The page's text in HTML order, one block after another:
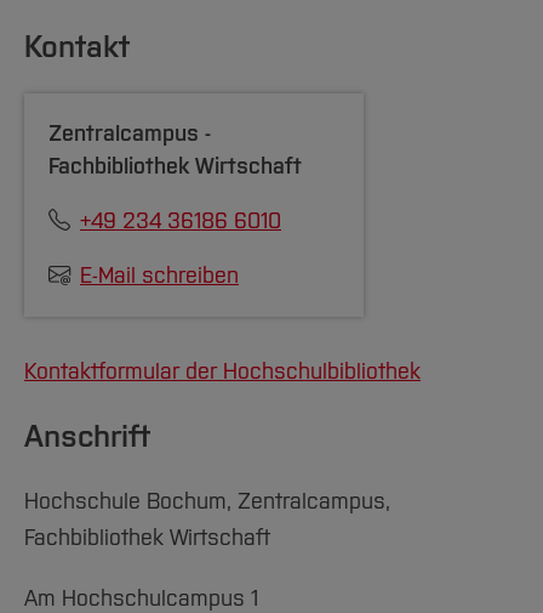
unbelastetem Gebührenkonto)
selbst erledigen:
Verlängerung von Leihfristen
Kontakt
Zentralcampus -
Fachbibliothek Wirtschaft
+49 234 36186 6010
E-Mail schreiben
Kontaktformular der Hochschulbibliothek
Anschrift
Hochschule Bochum, Zentralcampus,
Fachbibliothek Wirtschaft
Am Hochschulcampus 1